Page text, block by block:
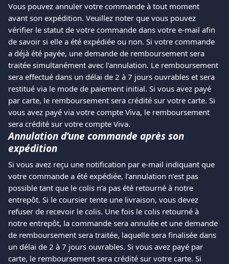
Vous pouvez annuler votre commande à tout moment
avant son expédition. Veuillez noter que vous pouvez
vérifier le statut de votre commande dans votre e-mail afin
de savoir si elle a été expédiée ou non. Si votre commande
a déjà été payée, une demande de remboursement sera
traitée simultanément avec l’annulation. Le remboursement
sera effectué dans un délai de 2 à 7 jours ouvrables et sera
restitué via le mode de paiement initial. Si vous avez payé
par carte, le remboursement sera crédité sur votre carte. Si
vous avez payé via votre compte Viva, le remboursement
sera crédité sur votre compte Viva.
Annulation d’une commande après son
expédition
Si vous avez reçu une notification par e-mail indiquant que
votre commande a été expédiée, l’annulation n’est pas
possible tant que le colis n’a pas été retourné à notre
entrepôt. Si le coursier tente une livraison, vous devez
refuser de recevoir le colis. Une fois le colis retourné à
notre entrepôt, la commande sera annulée et une demande
de remboursement sera traitée, laquelle sera finalisée dans
un délai de 2 à 7 jours ouvrables. Si vous avez payé par
carte, le remboursement sera crédité sur votre carte. Si